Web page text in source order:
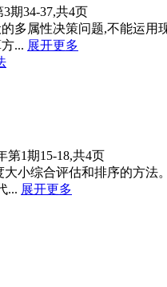
3期34-37,共4页
多属性决策问题,不能运
... 展开更多
第1期15-18,共4页
小综合评估和排序的方
... 展开更多